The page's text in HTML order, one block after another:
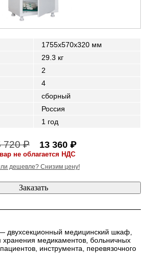
1755x570x320 мм
29.3 кг
2
4
сборный
Россия
1 год
720 ₽ 13 360 ₽
не облагается НДС
дешевле? Снизим цену!
двухсекционный медицинский шкаф,
хранения медикаментов, больничных
инструмента, перевязочного